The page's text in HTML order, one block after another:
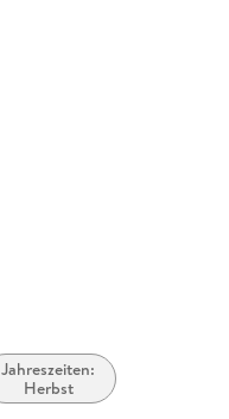
Jahreszeiten:
Herbst